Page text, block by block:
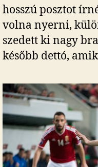
hosszú posztot
volna nyerni,
szedett ki nagy
később dettó,